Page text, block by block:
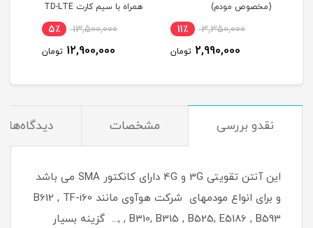
(مخصوص مودم)
3,350,000 11٪
2,990,000 تومان
همراه با سیم کارت TD-LTE
13,500,000 5٪
12,900,000 تومان
نقدو بررسی مشخصات دیدگاه‌ها
این آنتن تقویتی 3G و 4G دارای کانکتور SMA می باشد
و برای انواع مودمهای شرکت هوآوی مانند B612 , TF-i60
, B310, B315 , B525, E5186 , B593 ,... گزینه بسیار